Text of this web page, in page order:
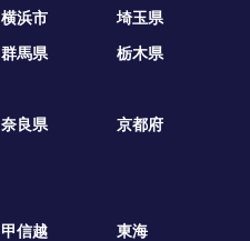
横浜市
埼玉県
群馬県 栃木県
奈良県
京都府
甲信越
東海